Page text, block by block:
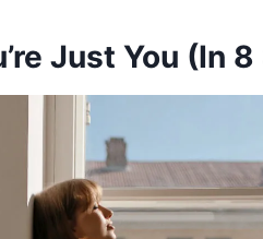
Just You (In